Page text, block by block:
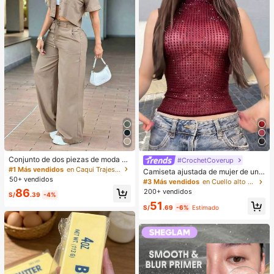
Conjunto de dos piezas de moda de
verano para mujer de unicolor casu
al: top de manga corta con cuello y
bolsillos, pantalones de pierna rect
a de cintura alta elegantes, del trab
#1 Más vendidos
en Caqui Trajes de dos piezas para mujer
50+ vendidos
S/86.39 -4%
#CrochetCoverup
Camiseta ajustada de mujer de unic
olor, con malla de cristales, transpar
ente y sexy, para uso casual en ver
#3 Más vendidos
en Cuello alto Tops, blusas y camisetas de mujer
200+ vendidos
S/51 .69 -6% Estimado